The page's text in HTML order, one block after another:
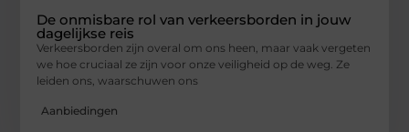
De onmisbare rol van verkeersborden in jouw
dagelijkse reis
Verkeersborden zijn overal om ons heen, maar vaak vergeten
we hoe cruciaal ze zijn voor onze veiligheid op de weg. Ze
leiden ons, waarschuwen ons
Aanbiedingen